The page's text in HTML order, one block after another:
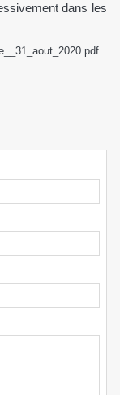
dans les